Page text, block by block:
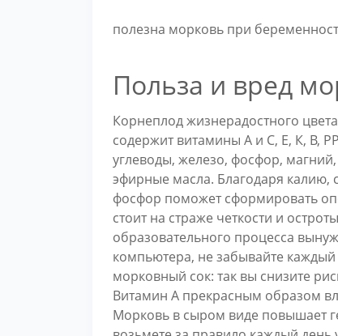
полезна морковь при
Польза и вред
Корнеплод жизнерадостного
содержит витамины А и С, Е, К, В,
углеводы, железо, фосфор,
эфирные масла. Благодаря калию,
фосфор поможет сформировать
стоит на страже четкости и
образовательного процесса
компьютера, не забывайте
морковный сок: так вы снизите
Витамин А прекрасным образом
Морковь в сыром виде повышает